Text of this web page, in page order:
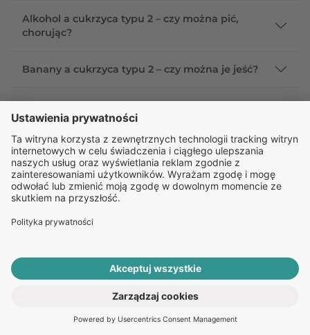
ROZPOCZNIJ E-KONSULTACJĘ
Alkohol a cukrzyca typu 2 – czy można pić,
chorując?
Banany a cukrzyca typu 2 – czy można je jeść?
co je różni?
Jak leczyć cukrzycę typu 2?
Czy cukrzyca typu 2 może się cofnąć?
Czy cukrzyca typu 2 może być całkowicie
Bibliografia
Ahmad A. Leena, Crandall P. Jill, Zapobieganie cukrzycy typu
Grzybowska M., Bober J., Olszewska M., Metformina –